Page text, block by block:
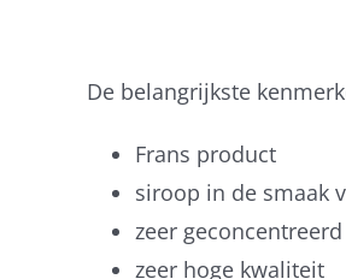
De belangrijkste
Frans product
siroop in de smaak
zeer geconcentreerd
zeer hoge kwaliteit